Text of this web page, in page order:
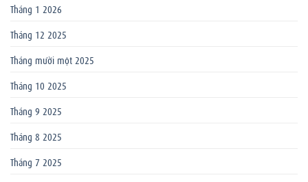
Tháng 1 2026
Tháng 12 2025
Tháng mười một 2025
Tháng 10 2025
Tháng 9 2025
Tháng 8 2025
Tháng 7 2025